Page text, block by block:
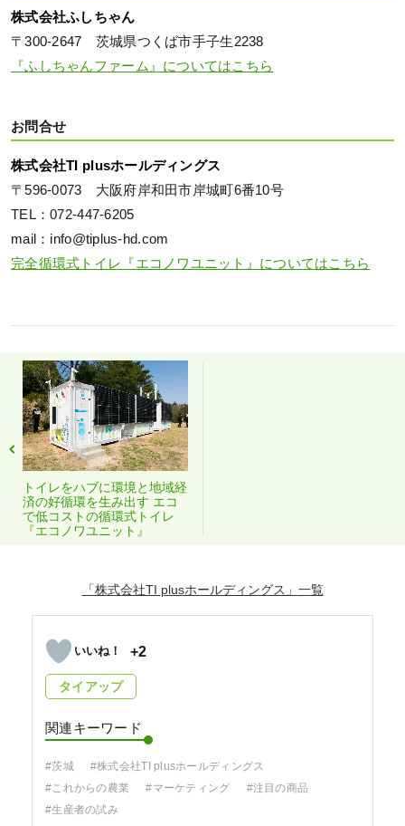
株式会社ふしちゃん
〒300-2647 茨城県つくば市手子生2238
『ふしちゃんファーム』についてはこちら
お問合せ
株式会社TI plusホールディングス
〒596-0073 大阪府岸和田市岸城町6番10号
TEL：072-447-6205
mail：info@tiplus-hd.com
完全循環式トイレ『エコノワユニット』についてはこちら
トイレをハブに環境と地域経
済の好循環を生み出す エコ
で低コストの循環式トイレ
『エコノワユニット』
「株式会社TI plusホールディングス」
+2
タイアップ
関連キーワード
#茨城
#株式会社TI plusホールディングス
#これからの農業
#マーケティング
#注目の商品
#生産者の試み